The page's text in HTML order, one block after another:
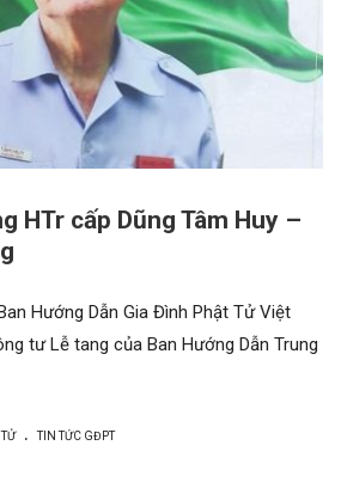
HTr cấp Dũng Tâm Huy –
Hướng Dẫn Gia Đình Phật Tử Việt
tư Lễ tang của Ban Hướng Dẫn Trung
. TIN TỨC GĐPT